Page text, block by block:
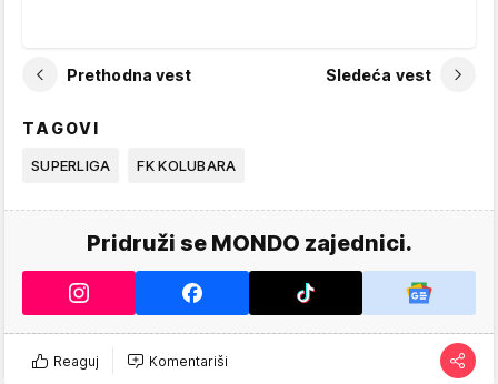
Prethodna vest Sledeća vest
TAGOVI
SUPERLIGA FK KOLUBARA
Pridruži se MONDO zajednici.
Reaguj Komentariši